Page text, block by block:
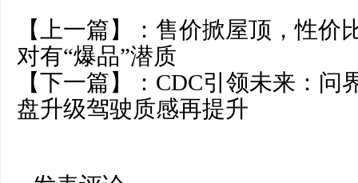
【上一篇】： 售价掀屋顶，性价
对有“爆品”潜质
【下一篇】： CDC引领未来：问
盘升级驾驶质感再提升